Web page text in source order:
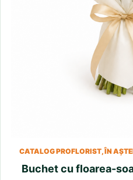
CATALOG PROFLORIST, ÎN
Buchet cu floarea-